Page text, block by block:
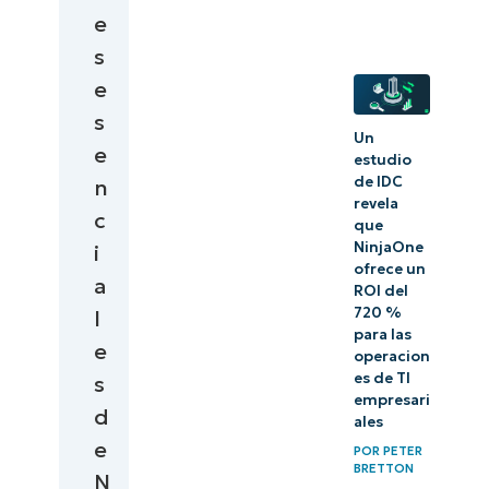
e
s
e
s
e
n
c
i
a
l
e
s
d
e
N
Un
estudio
de IDC
revela
que
NinjaOne
ofrece un
ROI del
720 %
para las
operacion
es de TI
empresari
ales
PORPETER
BRETTON